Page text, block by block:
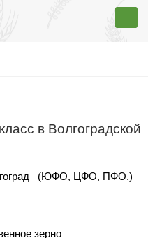
в Волгоградской
(ЮФО, ЦФО, ПФО.)
зерно